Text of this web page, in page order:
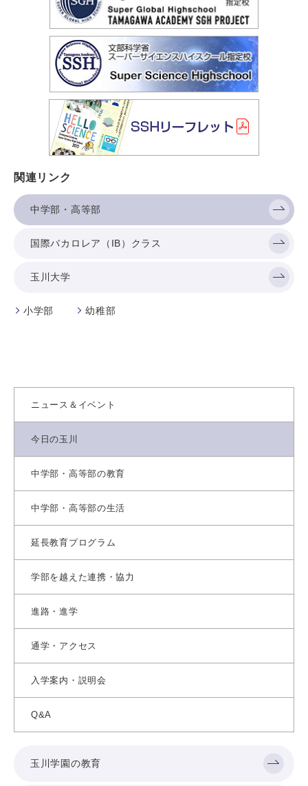
関連リンク
中学部・高等部
国際バカロレア（IB）クラス
玉川大学
小学部 幼稚部
ニュース＆イベント
今日の玉川
中学部・高等部の教育
中学部・高等部の生活
延長教育プログラム
学部を越えた連携・協力
進路・進学
通学・アクセス
入学案内・説明会
Q&A
玉川学園の教育